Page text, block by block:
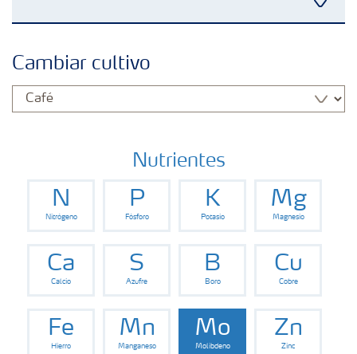
Portafolio de Agricultura Digital
Almacenaje y manejo de fertilizantes
Cultivos
Red de Distribuidores Ecuador
Cambiar cultivo
Nutrientes
N
Nitrógeno
P
Fósforo
K
Potasio
Mg
Magnesio
Ca
Calcio
S
Azufre
B
Boro
Cu
Cobre
Fe
Hierro
Mn
Manganeso
Mo
Molibdeno
Zn
Zinc